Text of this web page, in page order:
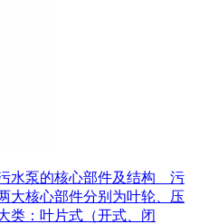
水泵的核心部件及结构 污
大核心部件分别为叶轮、压
类：叶片式（开式、闭